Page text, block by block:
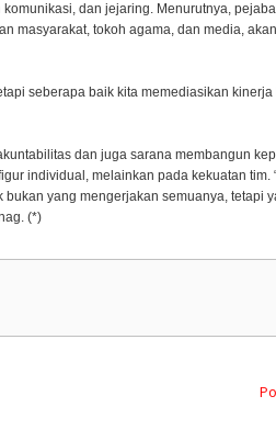
dan jejaring. Menurutnya,
masyarakat, tokoh agama, dan media,
seberapa baik kita memediasikan kinerja
dan juga sarana membangun
individual, melainkan pada kekuatan tim.
yang mengerjakan semuanya, tetapi
(*)